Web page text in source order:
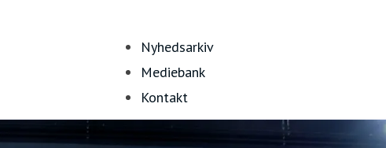
Nyhedsarkiv
Mediebank
Kontakt